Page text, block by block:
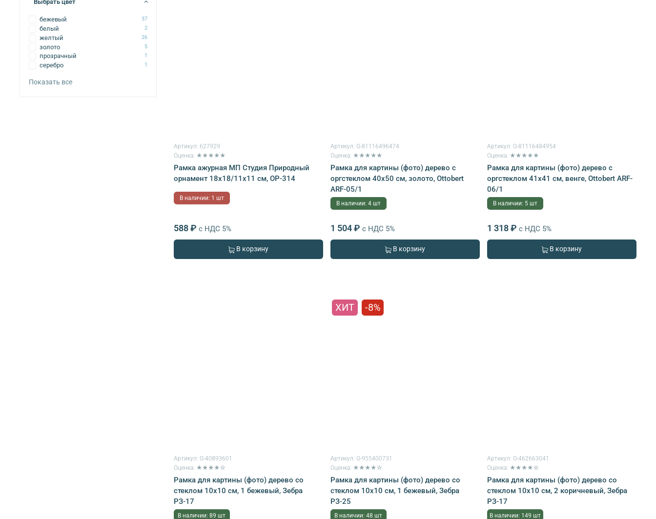
Артикул: 627929
Оценка: ★★★★★
Рамка ажурная МП Студия Природный
орнамент 18х18/11х11 см, ОР-314
В наличии: 1 шт
588 ₽ с НДС 5%
В корзину
Артикул: G-81116496474
Оценка: ★★★★★
Рамка для картины (фото) дерево с
оргстеклом 40х50 см, золото, Ottobert
ARF-05/1
В наличии: 4 шт
1 504 ₽ с НДС 5%
В корзину
Артикул: G-81116484954
Оценка: ★★★★★
Рамка для картины (фото) дерево с
оргстеклом 41х41 см, венге, Ottobert ARF-
06/1
В наличии: 5 шт
1 318 ₽ с НДС 5%
В корзину
Артикул: G-40893601
Оценка: ★★★★☆
Рамка для картины (фото) дерево со
стеклом 10х10 см, 1 бежевый, Зебра
РЗ-17
В наличии: 89 шт
ХИТ -8%
Артикул: G-955400731
Оценка: ★★★★☆
Рамка для картины (фото) дерево со
стеклом 10х10 см, 1 бежевый, Зебра
РЗ-25
В наличии: 48 шт
Артикул: G-462663041
Оценка: ★★★★☆
Рамка для картины (фото) дерево со
стеклом 10х10 см, 2 коричневый, Зебра
РЗ-17
В наличии: 149 шт
Выбрать цвет
бежевый 37
белый 2
желтый 26
золото 5
прозрачный 1
серебро 1
Показать все